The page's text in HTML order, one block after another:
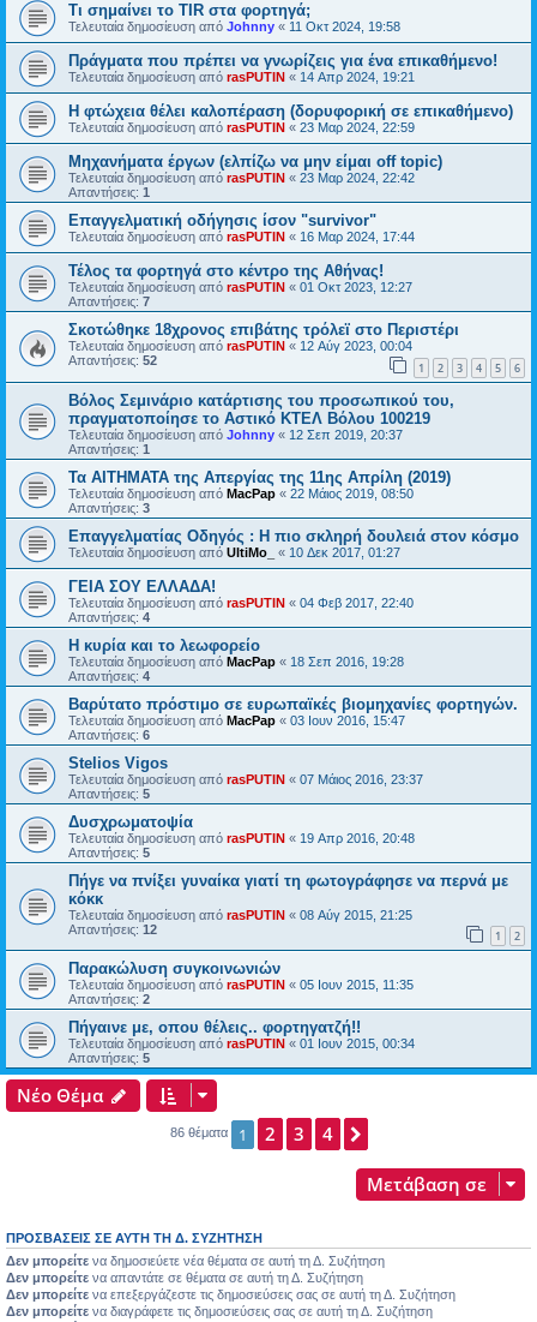
Τι σημαίνει το TIR στα φορτηγά;
Τελευταία δημοσίευση από Johnny « 11 Οκτ 2024, 19:58
Πράγματα που πρέπει να γνωρίζεις για ένα επικαθήμενο!
Τελευταία δημοσίευση από rasPUTIN « 14 Απρ 2024, 19:21
Η φτώχεια θέλει καλοπέραση (δορυφορική σε επικαθήμενο)
Τελευταία δημοσίευση από rasPUTIN « 23 Μαρ 2024, 22:59
Μηχανήματα έργων (ελπίζω να μην είμαι off topic)
Τελευταία δημοσίευση από rasPUTIN « 23 Μαρ 2024, 22:42
Απαντήσεις: 1
Επαγγελματική οδήγησις ίσον "survivor"
Τελευταία δημοσίευση από rasPUTIN « 16 Μαρ 2024, 17:44
Τέλος τα φορτηγά στο κέντρο της Αθήνας!
Τελευταία δημοσίευση από rasPUTIN « 01 Οκτ 2023, 12:27
Απαντήσεις: 7
Σκοτώθηκε 18χρονος επιβάτης τρόλεϊ στο Περιστέρι
Τελευταία δημοσίευση από rasPUTIN « 12 Αύγ 2023, 00:04
Απαντήσεις: 52 1 2 3 4 5 6
Βόλος Σεμινάριο κατάρτισης του προσωπικού του,
πραγματοποίησε το Αστικό ΚΤΕΛ Βόλου 100219
Τελευταία δημοσίευση από Johnny « 12 Σεπ 2019, 20:37
Απαντήσεις: 1
Τα ΑΙΤΗΜΑΤΑ της Απεργίας της 11ης Απρίλη (2019)
Τελευταία δημοσίευση από MacPap « 22 Μάιος 2019, 08:50
Απαντήσεις: 3
Επαγγελματίας Οδηγός : Η πιο σκληρή δουλειά στον κόσμο
Τελευταία δημοσίευση από UltiMo_ « 10 Δεκ 2017, 01:27
ΓΕΙΑ ΣΟΥ ΕΛΛΑΔΑ!
Τελευταία δημοσίευση από rasPUTIN « 04 Φεβ 2017, 22:40
Απαντήσεις: 4
Η κυρία και το λεωφορείο
Τελευταία δημοσίευση από MacPap « 18 Σεπ 2016, 19:28
Απαντήσεις: 4
Βαρύτατο πρόστιμο σε ευρωπαϊκές βιομηχανίες φορτηγών.
Τελευταία δημοσίευση από MacPap « 03 Ιουν 2016, 15:47
Απαντήσεις: 6
Stelios Vigos
Τελευταία δημοσίευση από rasPUTIN « 07 Μάιος 2016, 23:37
Απαντήσεις: 5
Δυσχρωματοψία
Τελευταία δημοσίευση από rasPUTIN « 19 Απρ 2016, 20:48
Απαντήσεις: 5
Πήγε να πνίξει γυναίκα γιατί τη φωτογράφησε να περνά με
κόκκ
Τελευταία δημοσίευση από rasPUTIN « 08 Αύγ 2015, 21:25
Απαντήσεις: 12 1 2
Παρακώλυση συγκοινωνιών
Τελευταία δημοσίευση από rasPUTIN « 05 Ιουν 2015, 11:35
Απαντήσεις: 2
Πήγαινε με, οπου θέλεις.. φορτηγατζή!!
Τελευταία δημοσίευση από rasPUTIN « 01 Ιουν 2015, 00:34
Απαντήσεις: 5
Νέο Θέμα
86 θέματα 1 2 3 4
Μετάβαση σε
ΠΡΟΣΒΆΣΕΙΣ ΣΕ ΑΥΤΉ ΤΗ Δ. ΣΥΖΉΤΗΣΗ
Δεν μπορείτε να δημοσιεύετε νέα θέματα σε αυτή τη Δ. Συζήτηση
Δεν μπορείτε να απαντάτε σε θέματα σε αυτή τη Δ. Συζήτηση
Δεν μπορείτε να επεξεργάζεστε τις δημοσιεύσεις σας σε αυτή τη Δ. Συζήτηση
Δεν μπορείτε να διαγράφετε τις δημοσιεύσεις σας σε αυτή τη Δ. Συζήτηση